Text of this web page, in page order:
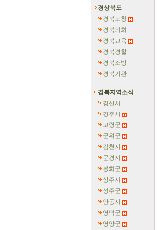
경상북도
경북도청
경북의회
경북교육
경북경찰
경북소방
경북기관
경북지역소식
경산시
경주시
고령군
군위군
김천시
문경시
봉화군
상주시
성주군
안동시
영덕군
영양군